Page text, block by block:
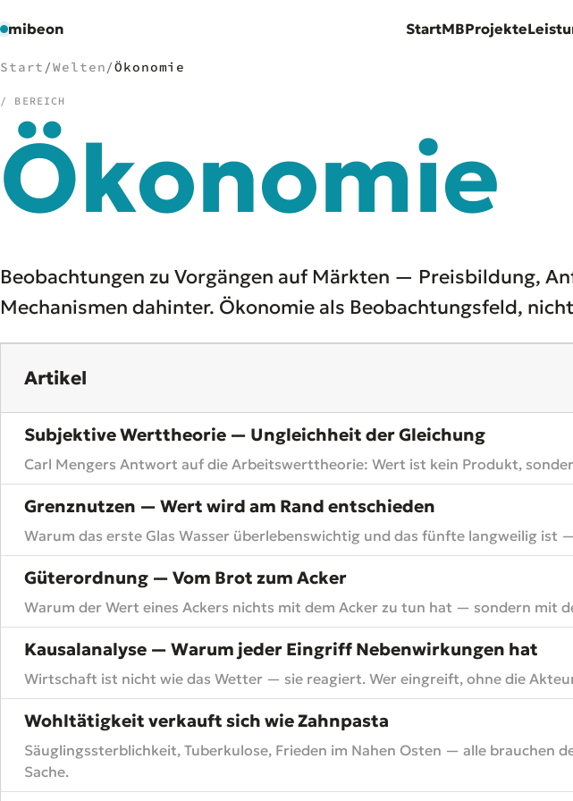
mibeon StartMBProjekte
Start
Leistungen
Docs
06Tools
07Welten
Start /Welten/Ökonomie
/ BEREICH
Ökonomie
Beobachtungen zu Vorgängen auf Märkten — Preisbildung,
Mechanismen dahinter. Ökonomie als Beobachtungsfeld,
Artikel
Subjektive Werttheorie — Ungleichheit der Gleichung
Carl Mengers Antwort auf die Arbeitswerttheorie: Wert ist kein Produkt,
Grenznutzen — Wert wird am Rand entschieden
Warum das erste Glas Wasser überlebenswichtig und das fünfte langweilig ist
Güterordnung — Vom Brot zum Acker
Warum der Wert eines Ackers nichts mit dem Acker zu tun hat — sondern mit
Kausalanalyse — Warum jeder Eingriff Nebenwirkungen hat
Wirtschaft ist nicht wie das Wetter — sie reagiert. Wer eingreift, ohne die
Wohltätigkeit verkauft sich wie Zahnpasta
Säuglingssterblichkeit, Tuberkulose, Frieden im Nahen Osten — alle brauchen
Sache.